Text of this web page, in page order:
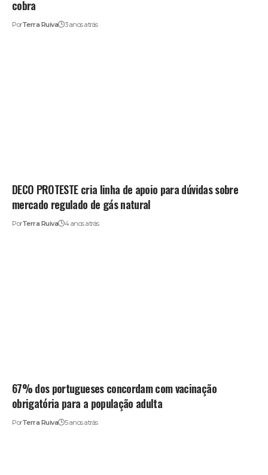
cobra
PorTerra Ruiva 3 anos atrás
DECO PROTESTE cria linha de apoio para dúvidas sobre
mercado regulado de gás natural
PorTerra Ruiva 4 anos atrás
67% dos portugueses concordam com vacinação
obrigatória para a população adulta
PorTerra Ruiva 5 anos atrás